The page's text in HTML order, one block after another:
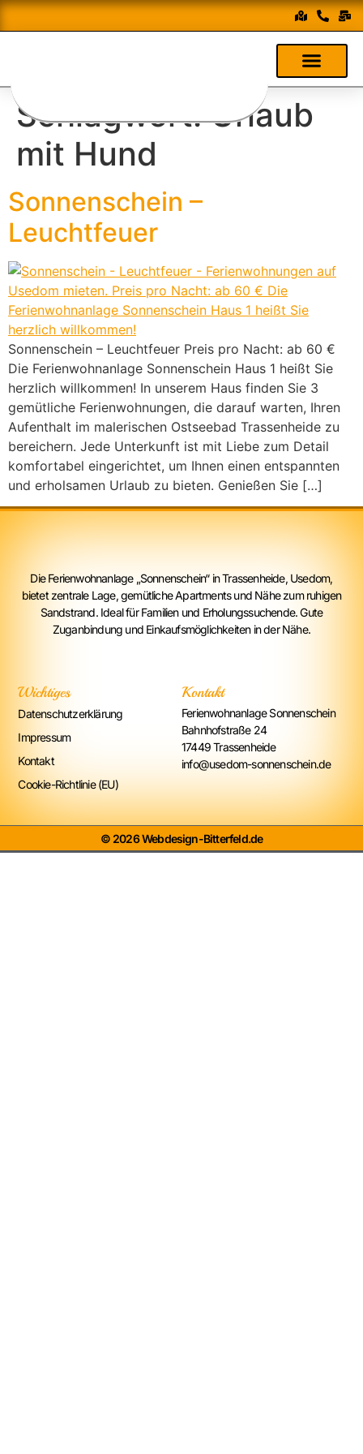
Schlagwort:Urlaub
mit Hund
Sonnenschein –
Leuchtfeuer
Sonnenschein – Leuchtfeuer Preis pro Nacht: ab 60 €
Die Ferienwohnanlage Sonnenschein Haus 1 heißt Sie
herzlich willkommen! In unserem Haus finden Sie 3
gemütliche Ferienwohnungen, die darauf warten, Ihren
Aufenthalt im malerischen Ostseebad Trassenheide zu
bereichern. Jede Unterkunft ist mit Liebe zum Detail
komfortabel eingerichtet, um Ihnen einen entspannten
und erholsamen Urlaub zu bieten. Genießen Sie […]
Die Ferienwohnanlage „Sonnenschein“ in Trassenheide, Usedom,
bietet zentrale Lage, gemütliche Apartments und Nähe zum ruhigen
Sandstrand. Ideal für Familien und Erholungssuchende. Gute
Zuganbindung und Einkaufsmöglichkeiten in der Nähe.
Wichtiges
Datenschutzerklärung
Impressum
Kontakt
Cookie-Richtlinie (EU)
Kontakt
Ferienwohnanlage Sonnenschein
Bahnhofstraße 24
17449 Trassenheide
info@usedom-sonnenschein.de
© 2026 Webdesign-Bitterfeld.de